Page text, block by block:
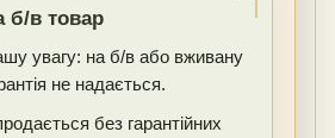
б/в товар
увагу: на б/в або вживану
не надається.
без гарантійних